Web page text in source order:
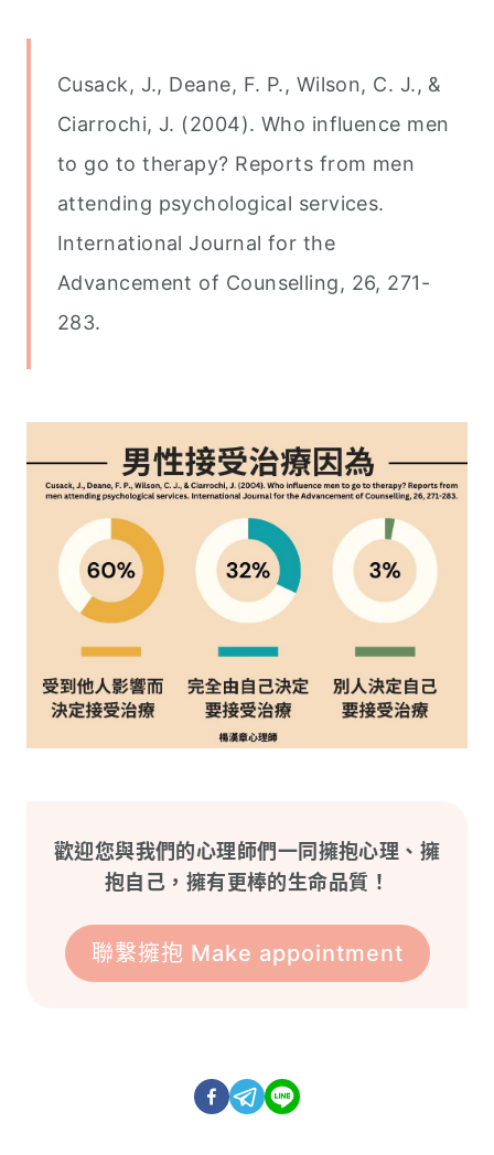
Cusack, J., Deane, F. P., Wilson, C. J., &
Ciarrochi, J. (2004). Who influence men
to go to therapy? Reports from men
attending psychological services.
International Journal for the
Advancement of Counselling, 26, 271-
283.
歡迎您與我們的心理師們一同擁抱心理、擁
抱自己，擁有更棒的生命品質！
聯繫擁抱 Make appointment